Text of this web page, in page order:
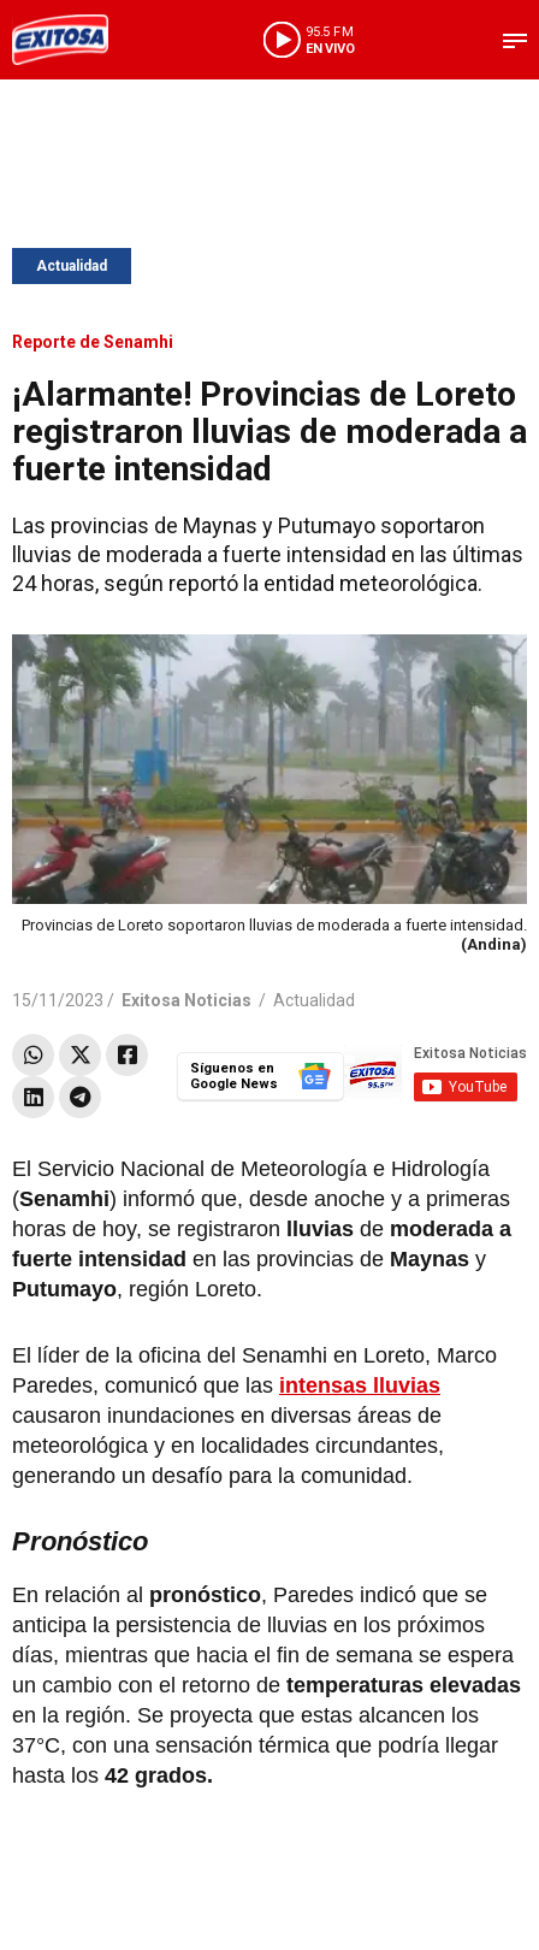
95.5 FM
EN VIVO
Actualidad
Reporte de Senamhi
¡Alarmante! Provincias de Loreto
registraron lluvias de moderada a
fuerte intensidad
Las provincias de Maynas y Putumayo soportaron
lluvias de moderada a fuerte intensidad en las últimas
24 horas, según reportó la entidad meteorológica.
Provincias de Loreto soportaron lluvias de moderada a fuerte intensidad.
(Andina)
15/11/2023 / Exitosa Noticias / Actualidad
Síguenos en
Google News
El Servicio Nacional de Meteorología e Hidrología
(Senamhi) informó que, desde anoche y a primeras
horas de hoy, se registraron lluvias de moderada a
fuerte intensidad en las provincias de Maynas y
Putumayo, región Loreto.
El líder de la oficina del Senamhi en Loreto, Marco
Paredes, comunicó que las intensas lluvias
causaron inundaciones en diversas áreas de
meteorológica y en localidades circundantes,
generando un desafío para la comunidad.
Pronóstico
En relación al pronóstico, Paredes indicó que se
anticipa la persistencia de lluvias en los próximos
días, mientras que hacia el fin de semana se espera
un cambio con el retorno de temperaturas elevadas
en la región. Se proyecta que estas alcancen los
37°C, con una sensación térmica que podría llegar
hasta los 42 grados.